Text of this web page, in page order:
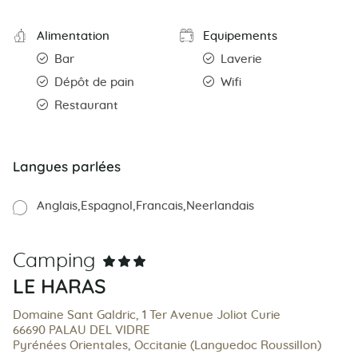
Alimentation
Bar
Dépôt de pain
Restaurant
Equipements
Laverie
Wifi
Langues parlées
Anglais Espagnol Francais Neerlandais
Camping
LE HARAS
Domaine Sant Galdric, 1 Ter Avenue Joliot Curie
66690 PALAU DEL VIDRE
Pyrénées Orientales, Occitanie (Languedoc Roussillon)